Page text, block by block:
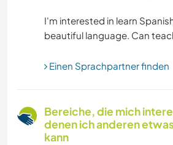
BÜCHER
WASSERSPORT
I'm interested in learn
Einen Sprachpartner finden
Bereiche, die mich
denen ich anderen
kann